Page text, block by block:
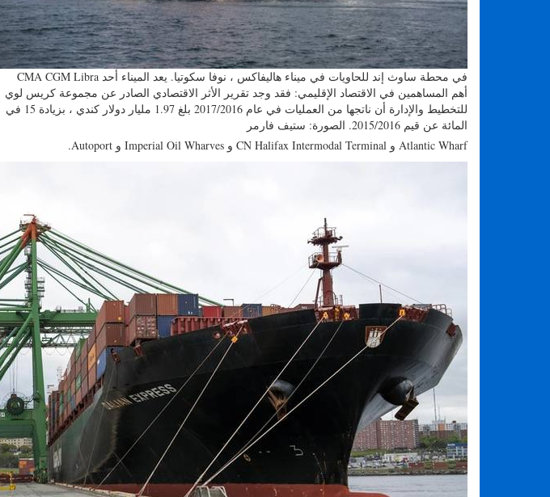
CMA CGM Libra في محطة ساوث إند للحاويات في ميناء هاليفاكس ، نوفا سكوتيا. يعد الميناء أحد
أهم المساهمين في الاقتصاد الإقليمي: فقد وجد تقرير الأثر الاقتصادي الصادر عن مجموعة كريس لوي
للتخطيط والإدارة أن ناتجها من العمليات في عام 2017/2016 بلغ 1.97 مليار دولار كندي ، بزيادة 15 في
المائة عن قيم 2015/2016. الصورة: ستيف فارمر
Atlantic Wharf و CN Halifax Intermodal Terminal و Imperial Oil Wharves و Autoport.